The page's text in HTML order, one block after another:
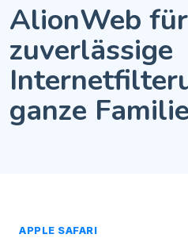
AlionWeb
zuverlässige
ganze Familie
APPLE SAFARI